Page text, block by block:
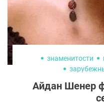
знаменитости
Айдан Шенер